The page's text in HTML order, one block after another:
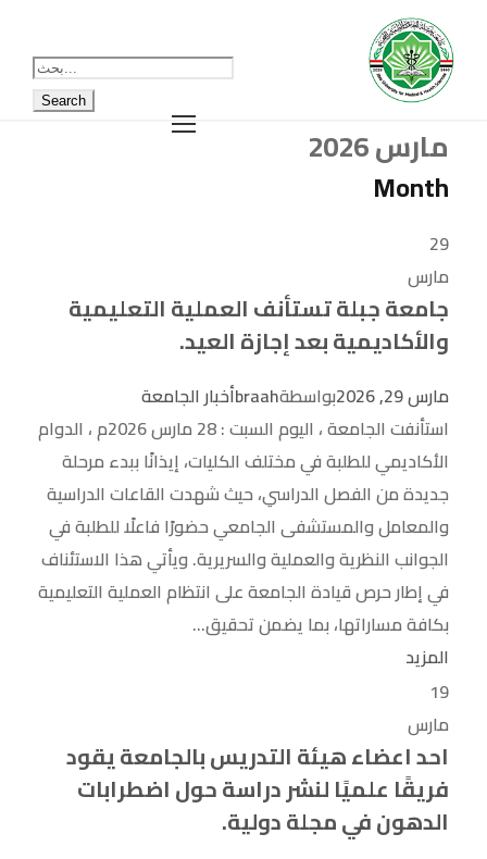
مارس 2026
Month
29
مارس
جامعة جبلة تستأنف العملية التعليمية
والأكاديمية بعد إجازة العيد.
مارس 29, 2026 بواسطةbraahأخبار الجامعة
استأنفت الجامعة ، اليوم السبت : 28 مارس 2026م ، الدوام
الأكاديمي للطلبة في مختلف الكليات، إيذانًا ببدء مرحلة
جديدة من الفصل الدراسي، حيث شهدت القاعات الدراسية
والمعامل والمستشفى الجامعي حضورًا فاعلًا للطلبة في
الجوانب النظرية والعملية والسريرية. ويأتي هذا الاستئناف
في إطار حرص قيادة الجامعة على انتظام العملية التعليمية
بكافة مساراتها، بما يضمن تحقيق...
المزيد
19
مارس
احد اعضاء هيئة التدريس بالجامعة يقود
فريقًا علميًا لنشر دراسة حول اضطرابات
الدهون في مجلة دولية.